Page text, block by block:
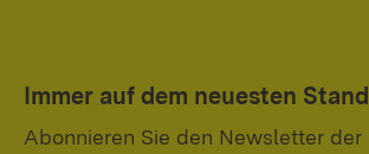
Immer auf dem neuesten Stand
Abonnieren Sie den Newsletter der